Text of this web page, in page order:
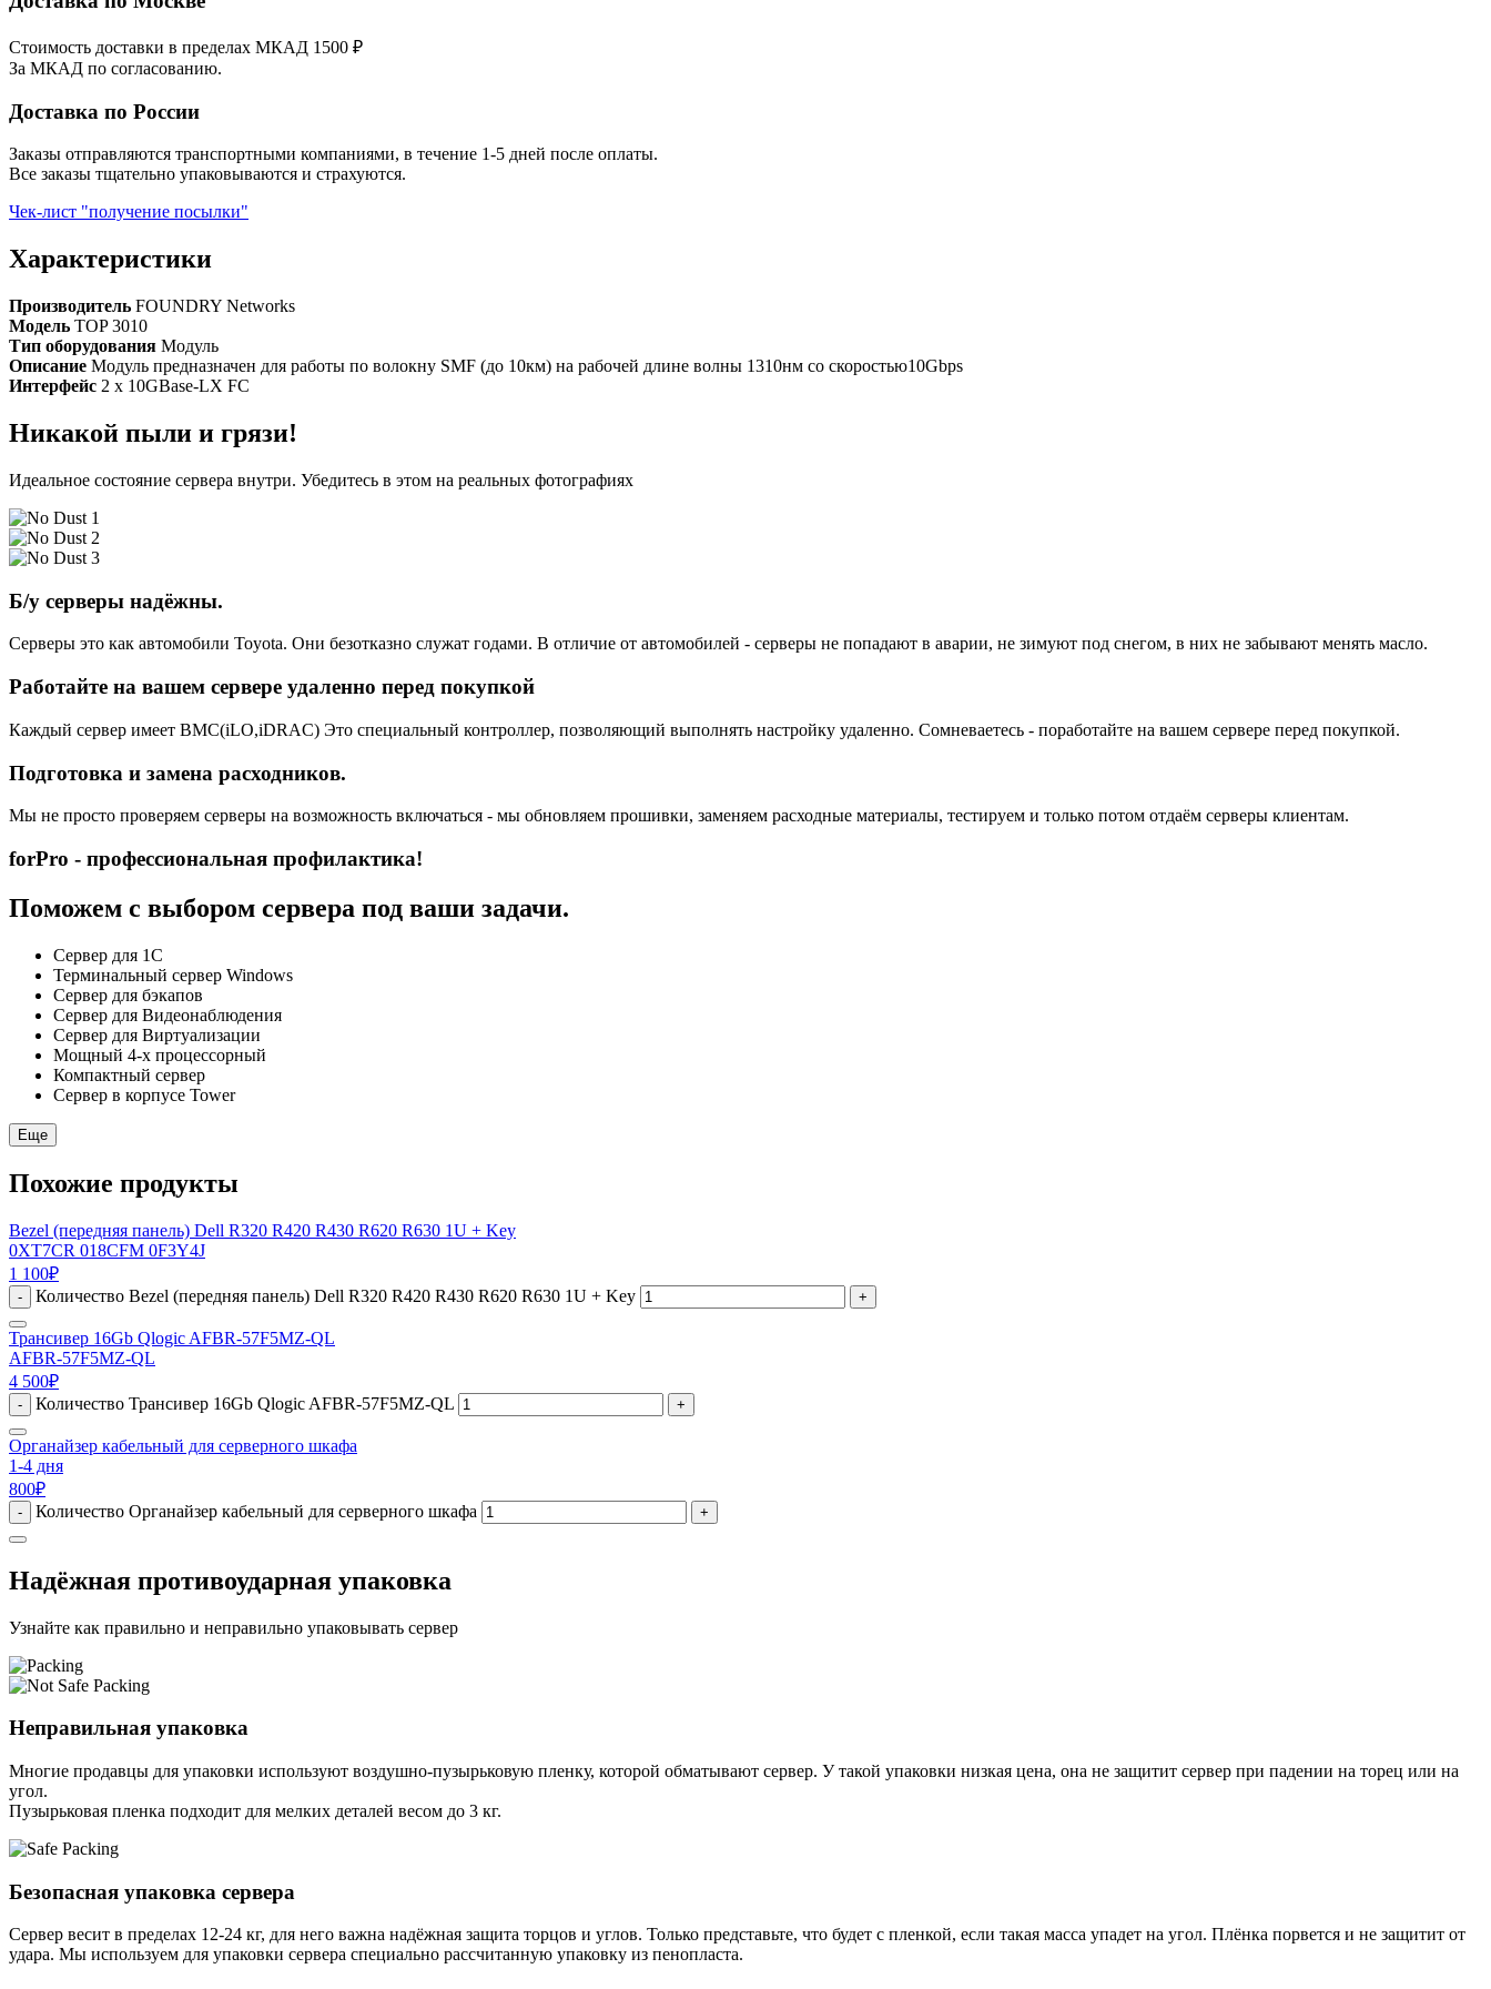
Стоимость доставки в пределах МКАД 1500 ₽
За МКАД по согласованию.
Доставка по России
Заказы отправляются транспортными компаниями, в течение 1-5 дней после оплаты.
Все заказы тщательно упаковываются и страхуются.
Чек-лист "получение посылки"
Характеристики
Производитель FOUNDRY Networks
Модель TOP 3010
Тип оборудования Модуль
Описание Модуль предназначен для работы по волокну SMF (до 10км) на рабочей длине волны 1310нм со скоростью10Gbps
Интерфейс 2 x 10GBase-LX FC
Никакой пыли и грязи!
Идеальное состояние сервера внутри. Убедитесь в этом на реальных фотографиях
Б/у серверы надёжны.
Серверы это как автомобили Toyota. Они безотказно служат годами. В отличие от автомобилей - серверы не попадают в аварии, не зимуют под снегом, в них не забывают менять масло.
Работайте на вашем сервере удаленно перед покупкой
Каждый сервер имеет BMC(iLO,iDRAC) Это специальный контроллер, позволяющий выполнять настройку удаленно. Сомневаетесь - поработайте на вашем сервере перед покупкой.
Подготовка и замена расходников.
Мы не просто проверяем серверы на возможность включаться - мы обновляем прошивки, заменяем расходные материалы, тестируем и только потом отдаём серверы клиентам.
forPro - профессиональная профилактика!
Поможем с выбором сервера под ваши задачи.
Сервер для 1С
Терминальный сервер Windows
Сервер для бэкапов
Сервер для Видеонаблюдения
Сервер для Виртуализации
Мощный 4-х процессорный
Компактный сервер
Сервер в корпусе Tower
Еще
Похожие продукты
Bezel (передняя панель) Dell R320 R420 R430 R620 R630 1U + Key
0XT7CR 018CFM 0F3Y4J
1 100₽
- Количество Bezel (передняя панель) Dell R320 R420 R430 R620 R630 1U + Key +
Трансивер 16Gb Qlogic AFBR-57F5MZ-QL
AFBR-57F5MZ-QL
4 500₽
- Количество Трансивер 16Gb Qlogic AFBR-57F5MZ-QL +
Органайзер кабельный для серверного шкафа
1-4 дня
800₽
- Количество Органайзер кабельный для серверного шкафа +
Надёжная противоударная упаковка
Узнайте как правильно и неправильно упаковывать сервер
Неправильная упаковка
Многие продавцы для упаковки используют воздушно-пузырьковую пленку, которой обматывают сервер. У такой упаковки низкая цена, она не защитит сервер при падении на торец или на
угол.
Пузырьковая пленка подходит для мелких деталей весом до 3 кг.
Безопасная упаковка сервера
Сервер весит в пределах 12-24 кг, для него важна надёжная защита торцов и углов. Только представьте, что будет с пленкой, если такая масса упадет на угол. Плёнка порвется и не защитит от
удара. Мы используем для упаковки сервера специально расcчитанную упаковку из пенопласта.